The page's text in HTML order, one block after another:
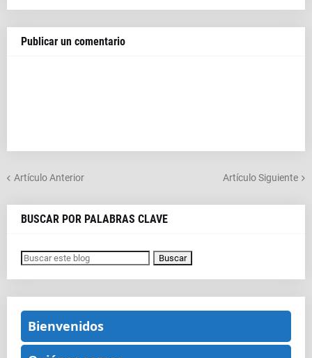
Publicar un comentario
Artículo Anterior Artículo Siguiente
BUSCAR POR PALABRAS CLAVE
Bienvenidos